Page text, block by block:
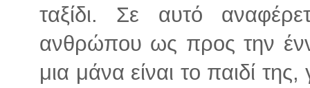
ταξίδι. Σε αυτό
ανθρώπου ως προς την
μια μάνα είναι το παιδί